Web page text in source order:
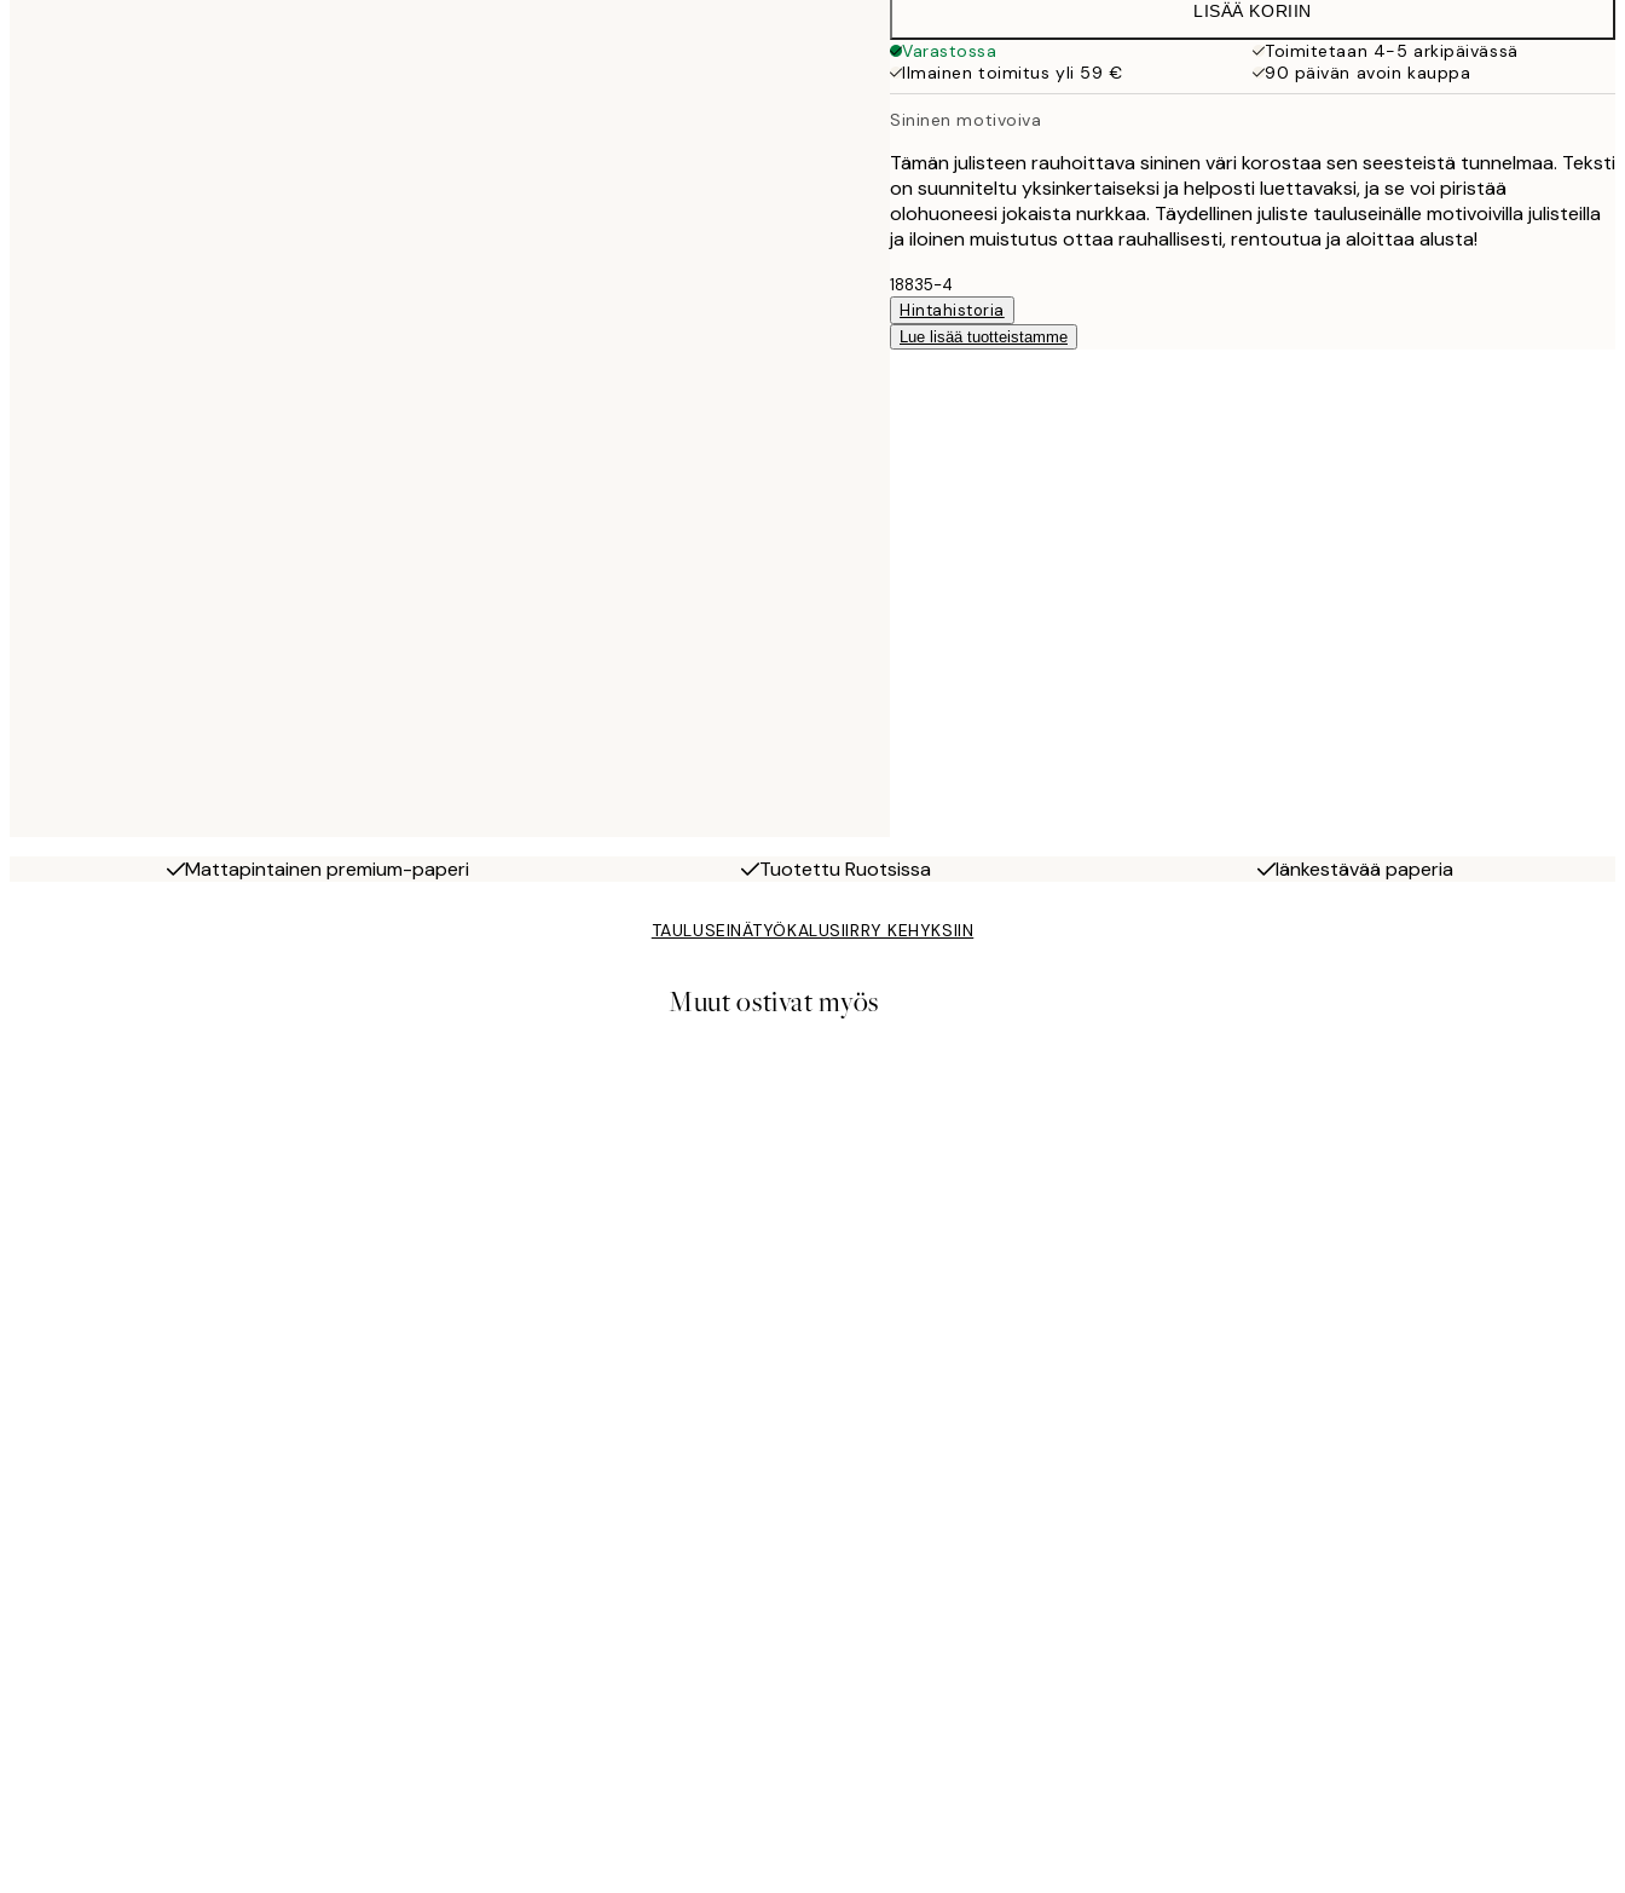
LISÄÄ KORIIN
Varastossa
Toimitetaan 4-5 arkipäivässä
Ilmainen toimitus yli 59 €
90 päivän avoin kauppa
Sininen motivoiva
Tämän julisteen rauhoittava sininen väri korostaa sen seesteistä tunnelmaa. Teksti
on suunniteltu yksinkertaiseksi ja helposti luettavaksi, ja se voi piristää
olohuoneesi jokaista nurkkaa. Täydellinen juliste tauluseinälle motivoivilla julisteilla
ja iloinen muistutus ottaa rauhallisesti, rentoutua ja aloittaa alusta!
18835-4
Hintahistoria
Lue lisää tuotteistamme
Mattapintainen premium-paperi Tuotettu Ruotsissa Iänkestävää paperia
TAULUSEINÄTYÖKALUSIIRRY KEHYKSIIN
Muut ostivat myös